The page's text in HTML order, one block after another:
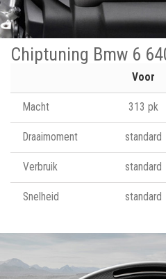
Chiptuning Bmw 6
Voor
Macht 313 pk
Draaimoment standard
Verbruik standard
Snelheid standard